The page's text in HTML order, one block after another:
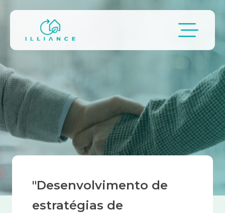
Navegação estrutural
"Desenvolvimento de
estratégias de